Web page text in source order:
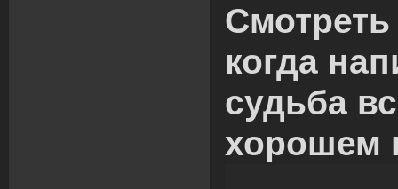
когда
судьба
хорошем